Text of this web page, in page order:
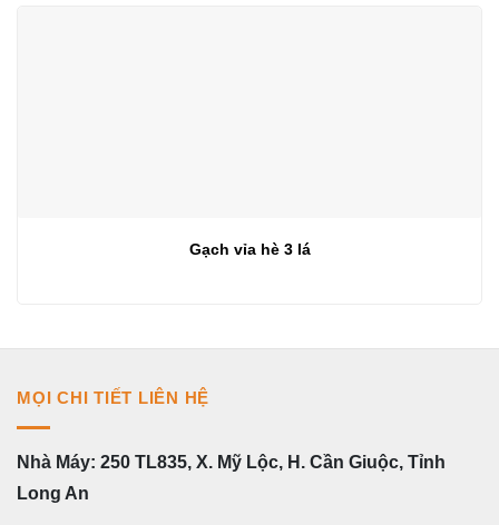
Gạch vỉa hè 3 lá
MỌI CHI TIẾT LIÊN HỆ
Nhà Máy: 250 TL835, X. Mỹ Lộc, H. Cần Giuộc, Tỉnh
Long An